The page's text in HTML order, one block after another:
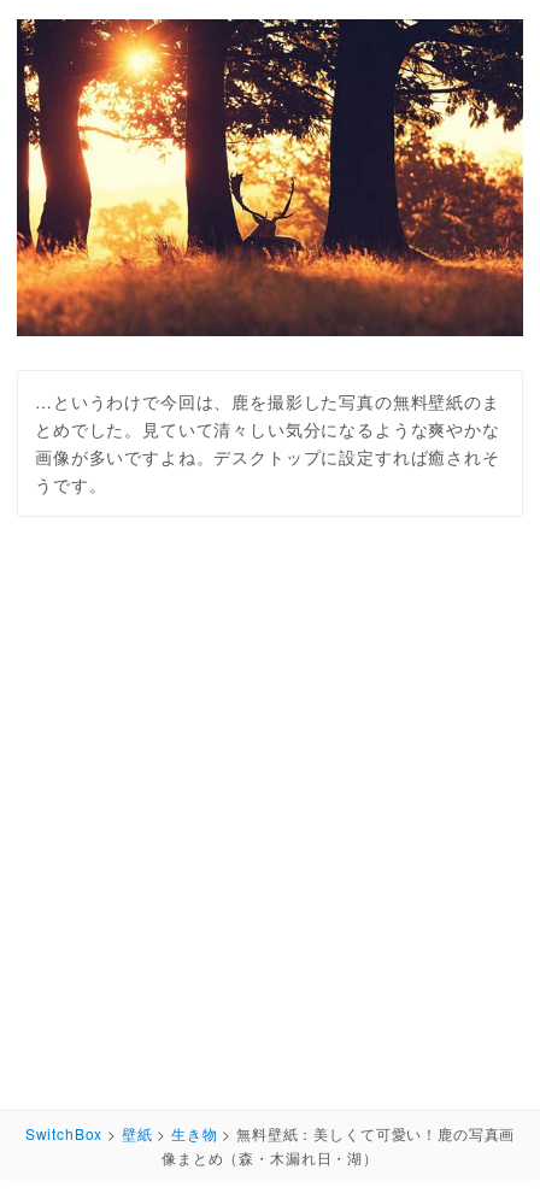
…というわけで今回は、鹿を撮影した写真の無料壁紙のま
とめでした。見ていて清々しい気分になるような爽やかな
画像が多いですよね。デスクトップに設定すれば癒されそ
うです。
SwitchBox > 壁紙 >生き物 >無料壁紙：美しくて可愛い！鹿の写真画
像まとめ（森・木漏れ日・湖）